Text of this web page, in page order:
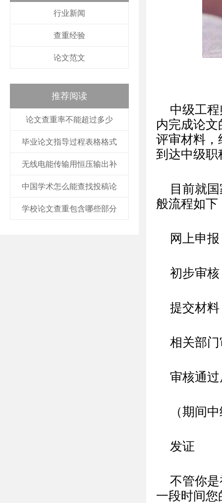
行业新闻
查重经验
论文范文
推荐阅读
论文查重率不能超过多少
毕业论文指导过程表格格式
无线电能传输用恒压输出补
中国学术怎么能查找投稿论
学校论文查重包含哪些部分
中级工
内完成论
评审材料，
到达中级职
目前就
般流程如下
网上申报
初步审核
提交材料
相关部
审核通
（期间
发证
不管你
一段时间